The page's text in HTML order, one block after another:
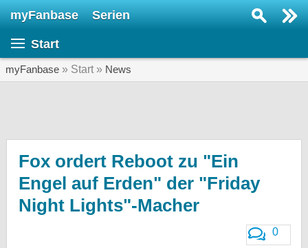
myFanbase Serien
Start
myFanbase » Start » News
Fox ordert Reboot zu "Ein
Engel auf Erden" der "Friday
Night Lights"-Macher
0
Veranstaltungen
KULTUR